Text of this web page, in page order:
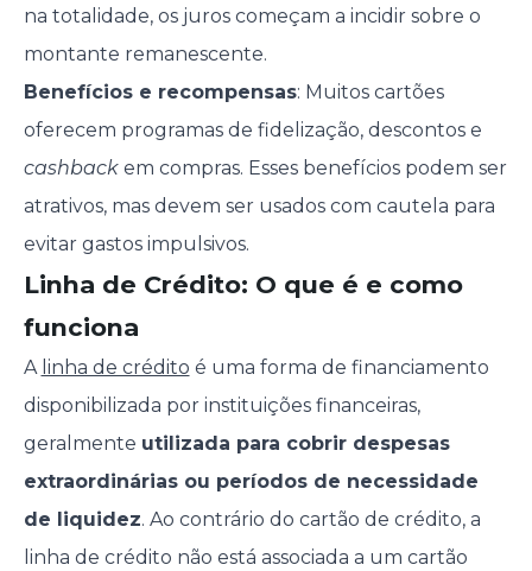
na totalidade, os juros começam a incidir sobre o
montante remanescente.
Benefícios e recompensas: Muitos cartões
oferecem programas de fidelização, descontos e
cashbackem compras. Esses benefícios podem ser
atrativos, mas devem ser usados com cautela para
evitar gastos impulsivos.
Linha de Crédito: O que é e como
funciona
A linha de crédito é uma forma de financiamento
disponibilizada por instituições financeiras,
geralmente utilizada para cobrir despesas
extraordinárias ou períodos de necessidade
de liquidez. Ao contrário do cartão de crédito, a
linha de crédito não está associada a um cartão